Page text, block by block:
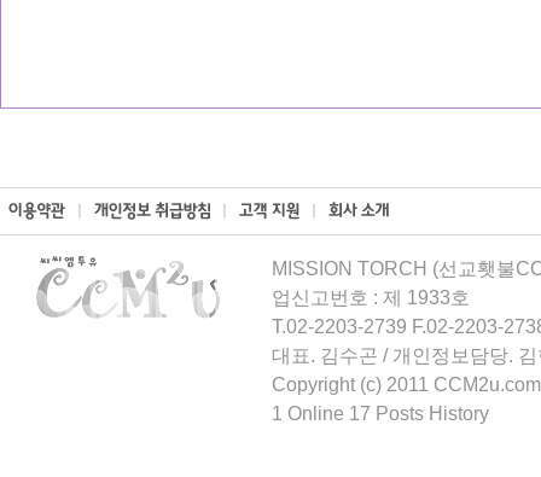
MISSION TORCH (선교횃불
업신고번호 : 제 1933호
T.02-2203-2739 F.02-2203-
대표. 김수곤 / 개인정보담당.
Copyright (c) 2011
1 Online 17 Posts History